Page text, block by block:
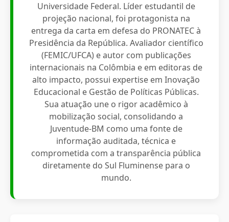
Universidade Federal. Líder estudantil de
projeção nacional, foi protagonista na
entrega da carta em defesa do PRONATEC à
Presidência da República. Avaliador científico
(FEMIC/UFCA) e autor com publicações
internacionais na Colômbia e em editoras de
alto impacto, possui expertise em Inovação
Educacional e Gestão de Políticas Públicas.
Sua atuação une o rigor acadêmico à
mobilização social, consolidando a
Juventude-BM como uma fonte de
informação auditada, técnica e
comprometida com a transparência pública
diretamente do Sul Fluminense para o
mundo.